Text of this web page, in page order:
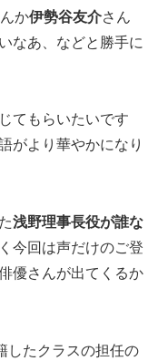
か伊勢谷友介さん
なあ、などと勝手に
てもらいたいです
がより華やかになり
浅野理事長役が誰な
今回は声だけのご登
優さんが出てくるか
したクラスの担任の